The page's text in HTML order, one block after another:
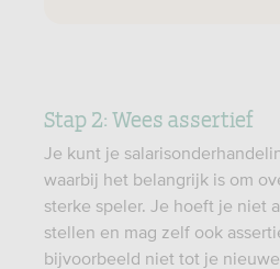
Stap 2: Wees assertief
Je kunt je
waarbij het belangrijk is om
sterke speler. Je hoeft je niet
stellen en mag zelf ook
bijvoorbeeld niet tot je